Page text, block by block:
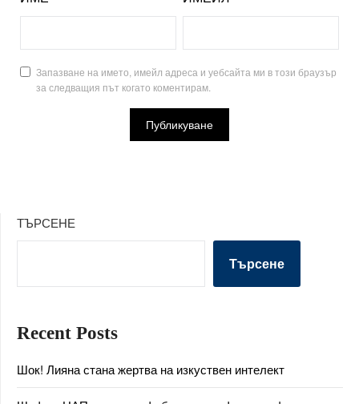
Запазване на името, имейл адреса и уебсайта ми в този браузър
за следващия път когато коментирам.
ТЪРСЕНЕ
Търсене
Recent Posts
Шок! Лияна стана жертва на изкуствен интелект